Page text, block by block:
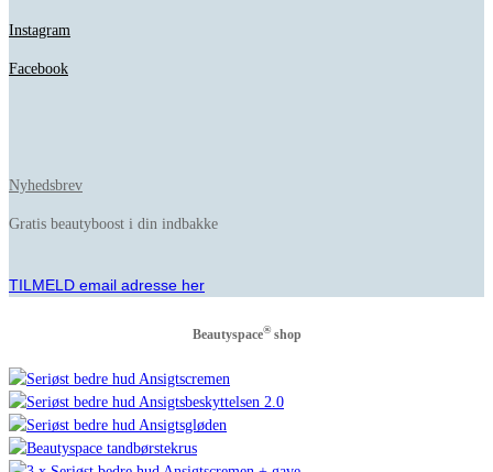
Instagram
Facebook
Nyhedsbrev
Gratis beautyboost i din indbakke
TILMELD email adresse her
Beautyspace®shop